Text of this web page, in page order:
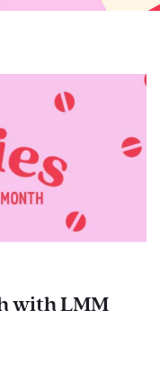
with LMM